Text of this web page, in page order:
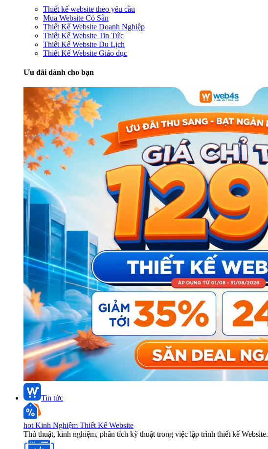
Thiết kế website theo yêu cầu
Mua Website Có Sẵn
Thiết Kế Website Doanh Nghiệp
Thiết Kế Website Tin Tức
Thiết Kế Website Du Lịch
Thiết Kế Website Giáo dục
Ưu đãi dành cho bạn
Tin tức
hot Kinh Nghiệm Thiết Kế Website
Thủ thuật, kinh nghiệm, phân tích kỹ thuật trong việc lập trình thiết kế Website.